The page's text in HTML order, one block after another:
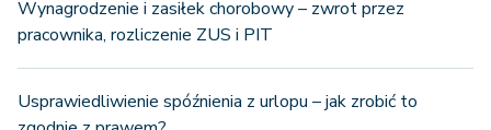
Wynagrodzenie i zasiłek chorobowy – zwrot przez
pracownika, rozliczenie ZUS i PIT
Usprawiedliwienie spóźnienia z urlopu – jak zrobić to